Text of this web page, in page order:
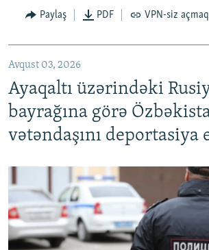
Paylaş PDF VPN-siz açmaq
Avqust 03, 2026
Ayaqaltı üzərindəki
bayrağına görə
vətəndaşını deportasiya